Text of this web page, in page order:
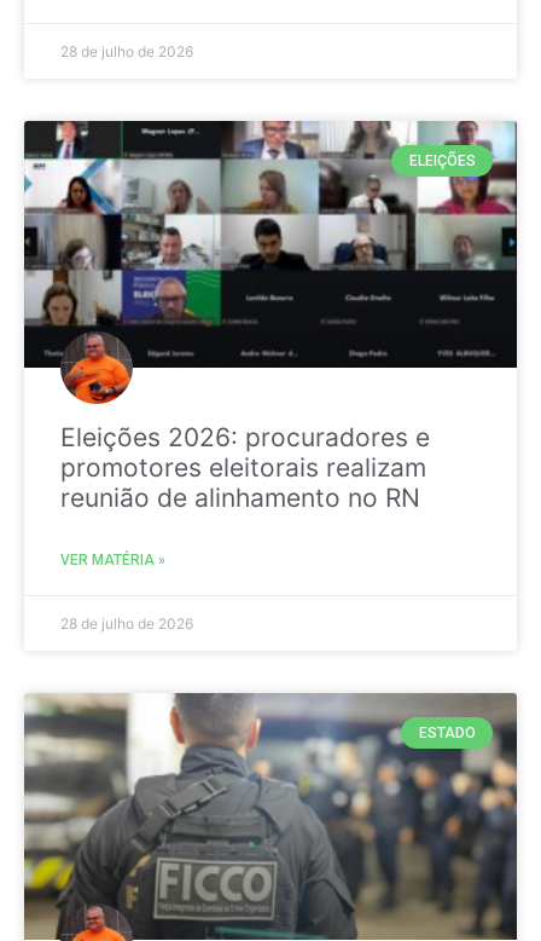
28 de julho de 2026
ELEIÇÕES
Eleições 2026: procuradores e
promotores eleitorais realizam
reunião de alinhamento no RN
VER MATÉRIA »
28 de julho de 2026
ESTADO